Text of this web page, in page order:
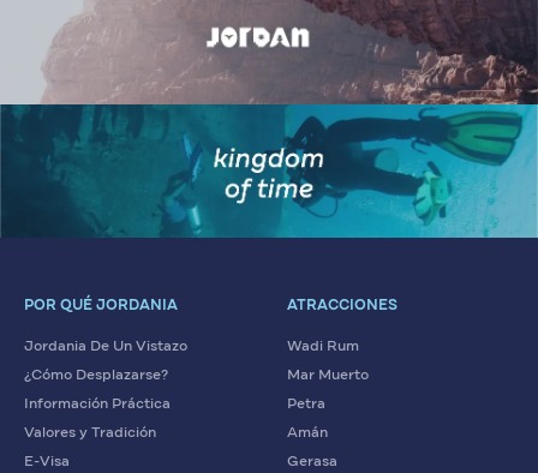
POR QUÉ JORDANIA
Jordania De Un Vistazo
¿Cómo Desplazarse?
Información Práctica
Valores y Tradición
E-Visa
ATRACCIONES
Wadi Rum
Mar Muerto
Petra
Amán
Gerasa